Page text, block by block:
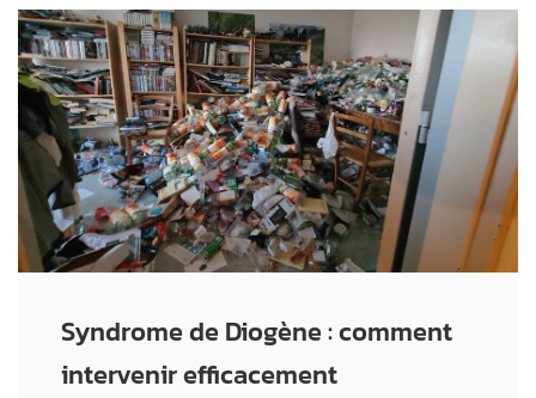
Syndrome de Diogène : comment
intervenir efficacement